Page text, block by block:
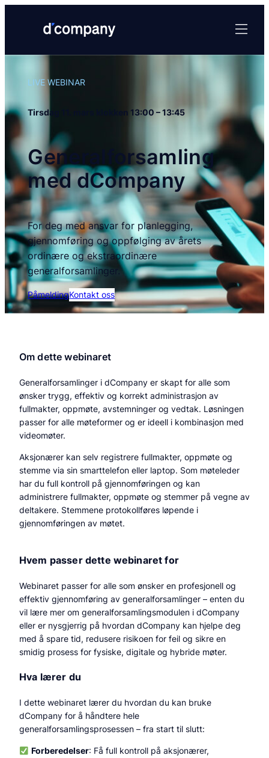
LIVE WEBINAR
Tirsdag 11. mars klokken 13:00 – 13:45
Generalforsamling
med dCompany
For deg med ansvar for planlegging,
gjennomføring og oppfølging av årets
ordinære og ekstraordinære
generalforsamlinger.
PåmeldingKontakt oss
Om dette webinaret
Generalforsamlinger i dCompany er skapt for alle som
ønsker trygg, effektiv og korrekt administrasjon av
fullmakter, oppmøte, avstemninger og vedtak. Løsningen
passer for alle møteformer og er ideell i kombinasjon med
videomøter.
Aksjonærer kan selv registrere fullmakter, oppmøte og
stemme via sin smarttelefon eller laptop. Som møteleder
har du full kontroll på gjennomføringen og kan
administrere fullmakter, oppmøte og stemmer på vegne av
deltakere. Stemmene protokollføres løpende i
gjennomføringen av møtet.
Hvem passer dette webinaret for
Webinaret passer for alle som ønsker en profesjonell og
effektiv gjennomføring av generalforsamlinger – enten du
vil lære mer om generalforsamlingsmodulen i dCompany
eller er nysgjerrig på hvordan dCompany kan hjelpe deg
med å spare tid, redusere risikoen for feil og sikre en
smidig prosess for fysiske, digitale og hybride møter.
Hva lærer du
I dette webinaret lærer du hvordan du kan bruke
dCompany for å håndtere hele
generalforsamlingsprosessen – fra start til slutt:
Forberedelser: Få full kontroll på aksjonærer,